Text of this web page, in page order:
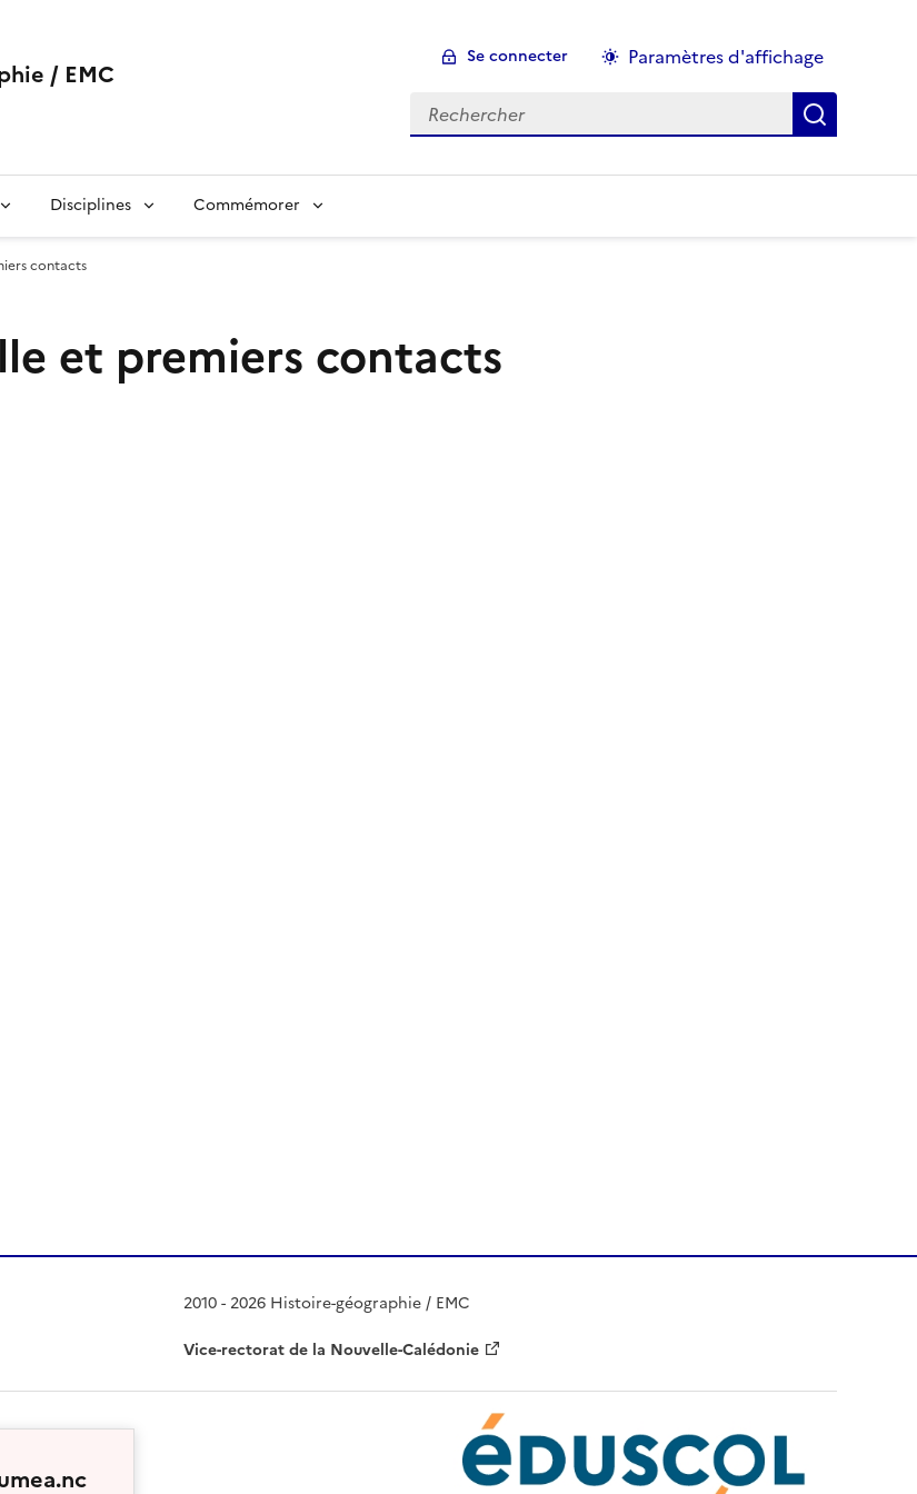
/ EMC
Se connecter
Paramètres d'affichage
Rechercher :
Disciplines Commémorer
contacts
et premiers contacts
2010 - 2026 Histoire-géographie / EMC
Vice-rectorat de la Nouvelle-Calédonie